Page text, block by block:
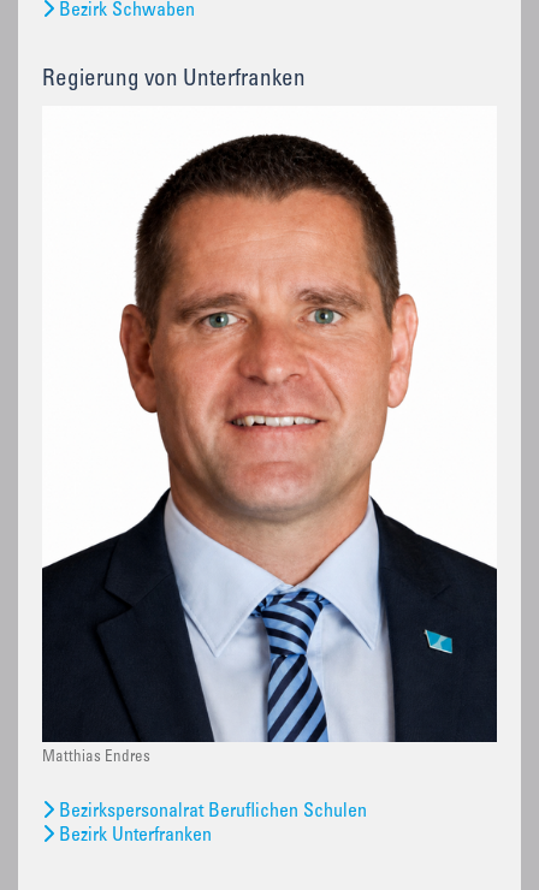
Bezirk Schwaben
Regierung von Unterfranken
Matthias Endres
Bezirkspersonalrat Beruflichen Schulen
Bezirk Unterfranken